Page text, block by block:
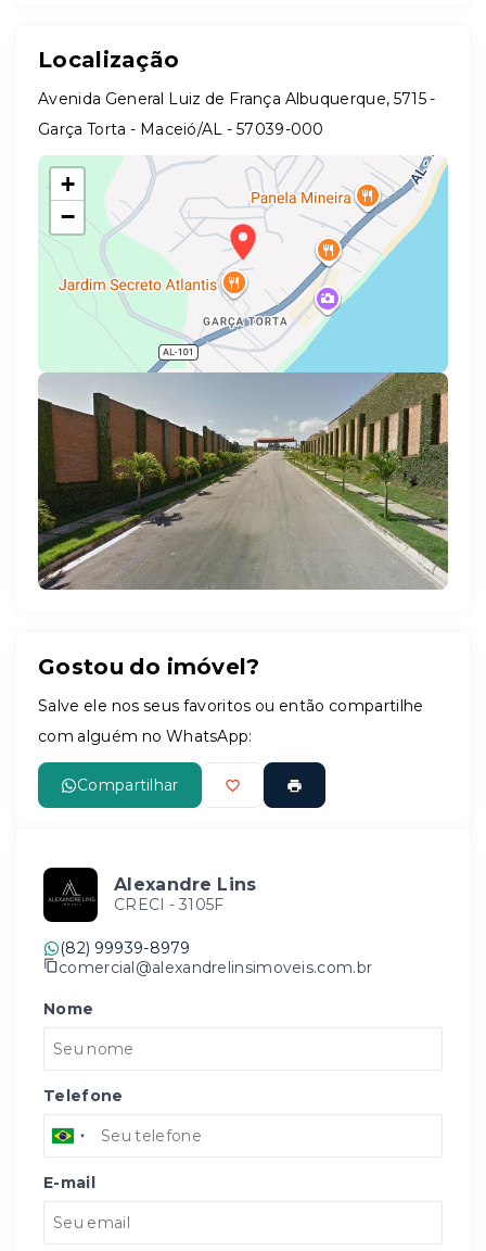
Localização
Avenida General Luiz de França Albuquerque, 5715 -
Garça Torta - Maceió/AL - 57039-000
+
−
Leaflet
Gostou do imóvel?
Salve ele nos seus favoritos ou então compartilhe
com alguém no WhatsApp:
Compartilhar
Alexandre Lins
CRECI - 3105F
(82) 99939-8979
comercial@alexandrelinsimoveis.com.br
Nome
Telefone
E-mail